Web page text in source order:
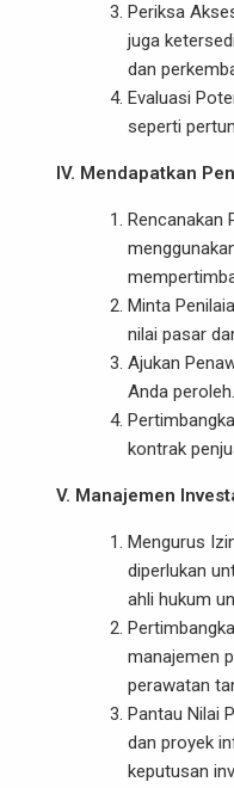
Periksa
juga
dan
Evaluasi
seperti
IV. Mendapatkan
Rencanakan
Minta
nilai pasar
Ajukan
Anda
kontrak
V. Manajemen
Mengurus
diperlukan
ahli hukum
manajemen
perawatan
Pantau Nilai
dan proyek
keputusan